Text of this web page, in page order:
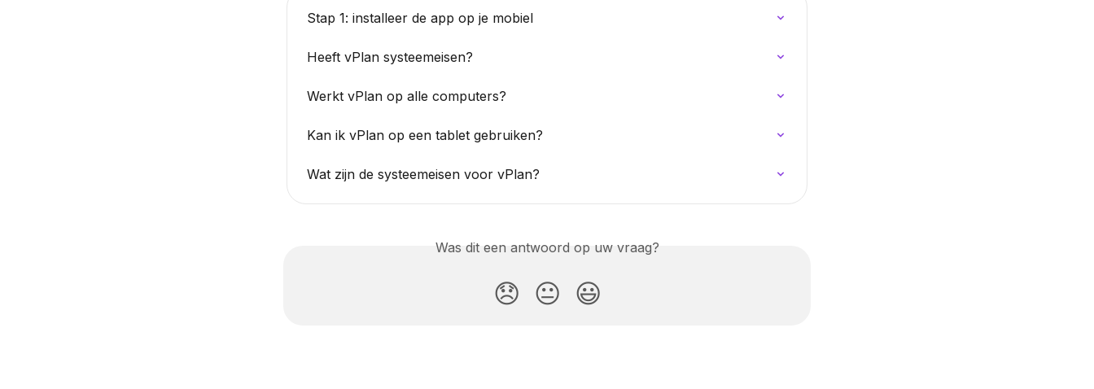
Stap 1: installeer de app op je mobiel
Heeft vPlan systeemeisen?
Werkt vPlan op alle computers?
Kan ik vPlan op een tablet gebruiken?
Wat zijn de systeemeisen voor vPlan?
Was dit een antwoord op uw vraag?
😞 😐 😃